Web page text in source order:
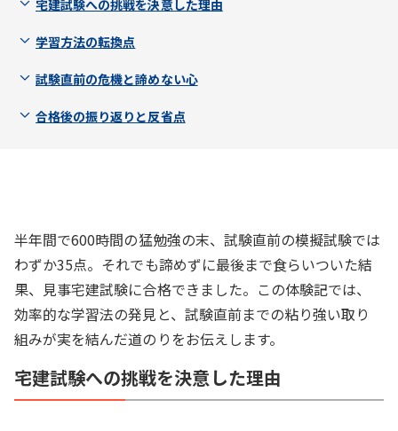
宅建試験への挑戦を決意した理由
学習方法の転換点
試験直前の危機と諦めない心
合格後の振り返りと反省点
半年間で600時間の猛勉強の末、試験直前の模擬試験では
わずか35点。それでも諦めずに最後まで食らいついた結
果、見事宅建試験に合格できました。この体験記では、
効率的な学習法の発見と、試験直前までの粘り強い取り
組みが実を結んだ道のりをお伝えします。
宅建試験への挑戦を決意した理由